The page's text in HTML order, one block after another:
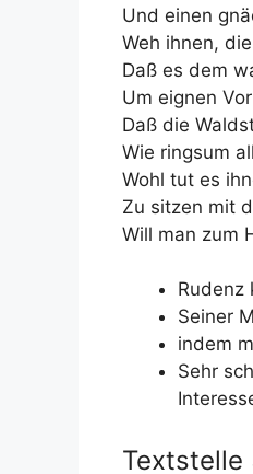
Und einen
Weh ihnen,
Daß es dem
Um eignen
Daß die
Wie ringsum
Wohl tut es
Zu sitzen mit
Will man zum
Rudenz
Seiner
indem
Sehr
Textstelle